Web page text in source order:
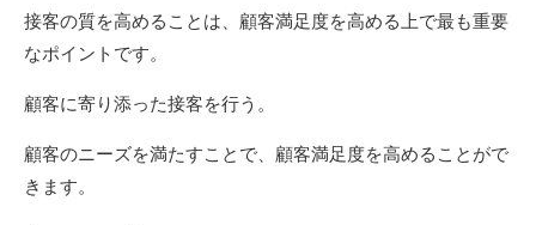
接客の質を高めることは、顧客満足度を高める上で最も重要
なポイントです。
顧客に寄り添った接客を行う。
顧客のニーズを満たすことで、顧客満足度を高めることがで
きます。